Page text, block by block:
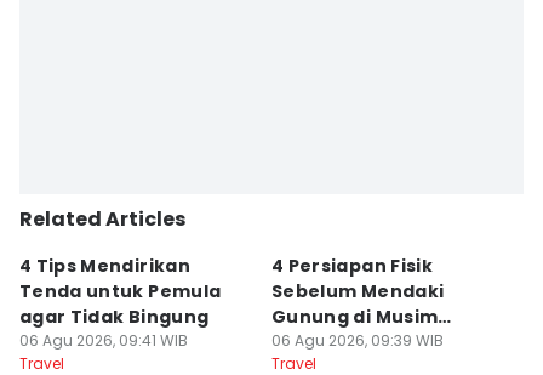
Related Articles
4 Tips Mendirikan
Tenda untuk Pemula
agar Tidak Bingung
06 Agu 2026, 09:41 WIB
Travel
4 Persiapan Fisik
Sebelum Mendaki
Gunung di Musim
Kemarau
06 Agu 2026, 09:39 WIB
Travel